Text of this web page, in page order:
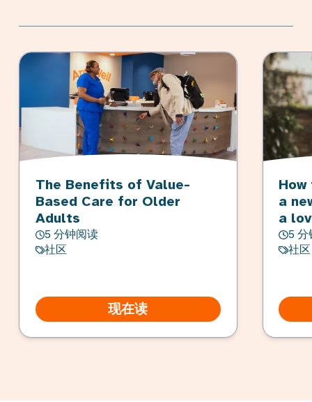
The Benefits of Value-
Based Care for Older
Adults
5 分钟阅读
社区
现在读
a
a
5 分
社区